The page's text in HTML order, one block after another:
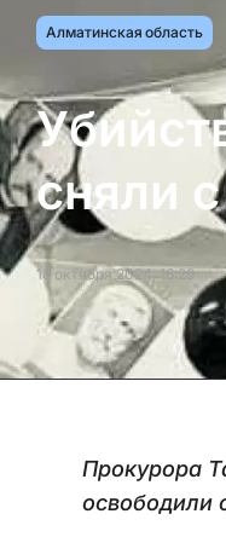
Алматинская область
сняли
18 октября 2024, 16:29
Прокурора
освободили